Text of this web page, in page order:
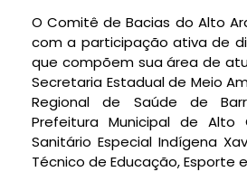
O Comitê de Bacias do Alto
com a participação ativa de
que compõem sua área de
Secretaria Estadual de Meio
Regional de Saúde de
Prefeitura Municipal de Alto
Sanitário Especial Indígena
Técnico de Educação, Esporte